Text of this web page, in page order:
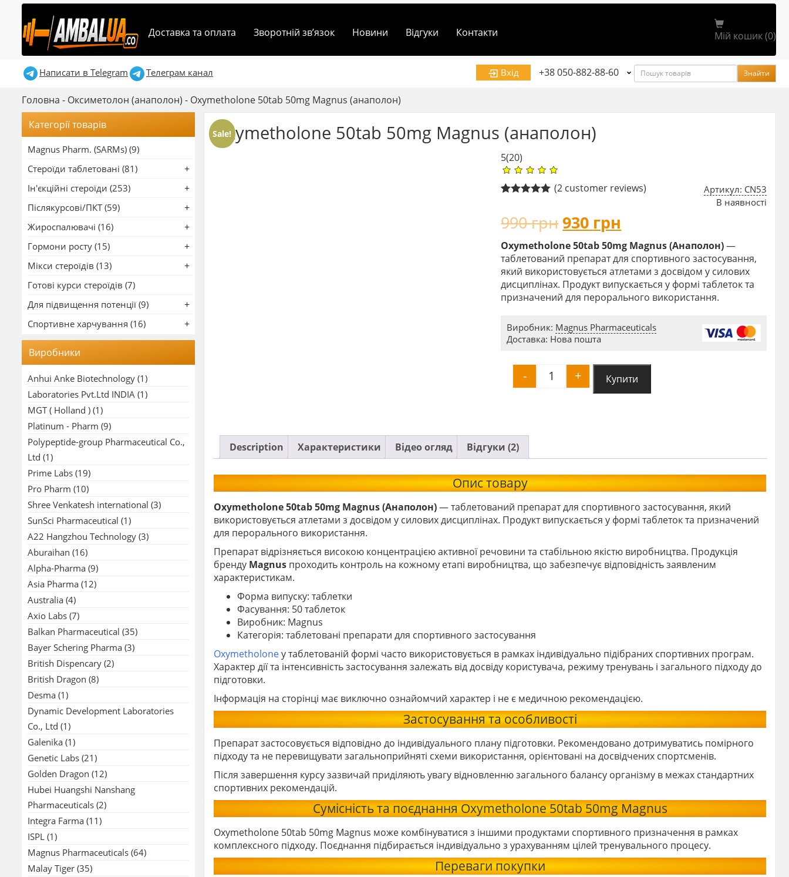
Доставка та оплата Зворотній зв’язок Новини Відгуки Контакти Мій кошик (0)
Написати в Telegram Телеграм канал Вхід +38 050-882-88-60 Пошук Знайти
Головна - Оксиметолон (анаполон) - Oxymetholone 50tab 50mg Magnus (анаполон)
Oxymetholone 50tab 50mg Magnus (анаполон)
Sale!
5(20)
Артикул: CN53
В наявності
based on
customer
(2customer reviews)
990грн930 грн
Oxymetholone 50tab 50mg Magnus (Анаполон)—
таблетований препарат для спортивного застосування,
який використовується атлетами з досвідом у силових
дисциплінах. Продукт випускається у формі таблеток та
призначений для перорального використання.
Виробник: Magnus Pharmaceuticals
Доставка: Нова пошта
Oxymetholone 50tab 50mg Magnus (анаполон)
- + Купити
Description Характеристики Відео огляд Відгуки (2)
Опис товару
Oxymetholone 50tab 50mg Magnus (Анаполон)— таблетований препарат для спортивного застосування, який
використовується атлетами з досвідом у силових дисциплінах. Продукт випускається у формі таблеток та призначений
для перорального використання.
Препарат відрізняється високою концентрацією активної речовини та стабільною якістю виробництва. Продукція
бренду Magnus проходить контроль на кожному етапі виробництва, що забезпечує відповідність заявленим
характеристикам.
Форма випуску: таблетки
Фасування: 50 таблеток
Виробник: Magnus
Категорія: таблетовані препарати для спортивного застосування
Oxymetholoneу таблетованій формі часто використовується в рамках індивідуально підібраних спортивних програм.
Характер дії та інтенсивність застосування залежать від досвіду користувача, режиму тренувань і загального підходу до
підготовки.
Інформація на сторінці має виключно ознайомчий характер і не є медичною рекомендацією.
Застосування та особливості
Препарат застосовується відповідно до індивідуального плану підготовки. Рекомендовано дотримуватись помірного
підходу та не перевищувати загальноприйняті схеми використання, орієнтовані на досвідчених спортсменів.
Після завершення курсу зазвичай приділяють увагу відновленню загального балансу організму в межах стандартних
спортивних рекомендацій.
Сумісність та поєднання Oxymetholone 50tab 50mg Magnus
Oxymetholone 50tab 50mg Magnus може комбінуватися з іншими продуктами спортивного призначення в рамках
комплексного підходу. Поєднання підбирається індивідуально з урахуванням цілей тренувального процесу.
Переваги покупки
Категорії товарів
Magnus Pharm. (SARMs) (9)
Стероїди таблетовані (81)
Ін'єкційні стероїди (253)
Післякурсові/ПКТ (59)
Жироспалювачі (16)
Гормони росту (15)
Мікси стероїдів (13)
Готові курси стероїдів (7)
Для підвищення потенції (9)
Спортивне харчування (16)
Виробники
Anhui Anke Biotechnology (1)
Laboratories Pvt.Ltd INDIA (1)
MGT ( Holland ) (1)
Platinum - Pharm (9)
Polypeptide-group Pharmaceutical Co.,
Ltd (1)
Prime Labs (19)
Pro Pharm (10)
Shree Venkatesh international (3)
SunSci Pharmaceutical (1)
A22 Hangzhou Technology (3)
Aburaihan (16)
Alpha-Pharma (9)
Asia Pharma (12)
Australia (4)
Axio Labs (7)
Balkan Pharmaceutical (35)
Bayer Schering Pharma (3)
British Dispencary (2)
British Dragon (8)
Desma (1)
Dynamic Development Laboratories
Co., Ltd (1)
Galenika (1)
Genetic Labs (21)
Golden Dragon (12)
Hubei Huangshi Nanshang
Pharmaceuticals (2)
Integra Farma (11)
ISPL (1)
Magnus Pharmaceuticals (64)
Malay Tiger (35)